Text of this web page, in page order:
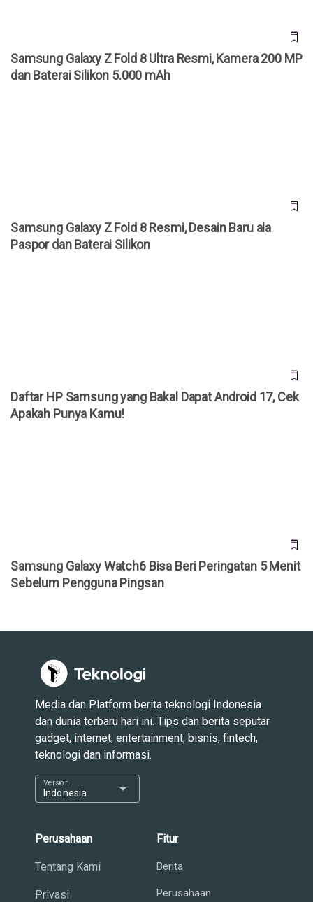
Samsung Galaxy Z Fold 8 Ultra Resmi, Kamera 200 MP
dan Baterai Silikon 5.000 mAh
Samsung Galaxy Z Fold 8 Resmi, Desain Baru ala
Paspor dan Baterai Silikon
Daftar HP Samsung yang Bakal Dapat Android 17, Cek
Apakah Punya Kamu!
Samsung Galaxy Watch6 Bisa Beri Peringatan 5 Menit
Sebelum Pengguna Pingsan
Media dan Platform berita teknologi Indonesia
dan dunia terbaru hari ini. Tips dan berita seputar
gadget, internet, entertainment, bisnis, fintech,
teknologi dan informasi.
Indonesia
Version arrow_drop_down
Perusahaan
Tentang Kami
Privasi
Fitur
Berita
Perusahaan